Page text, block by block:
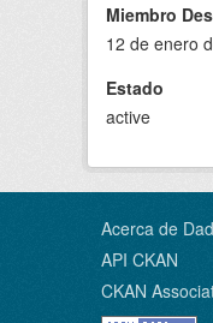
Miembro
12 de enero
Estado
active
Acerca de
API CKAN
CKAN